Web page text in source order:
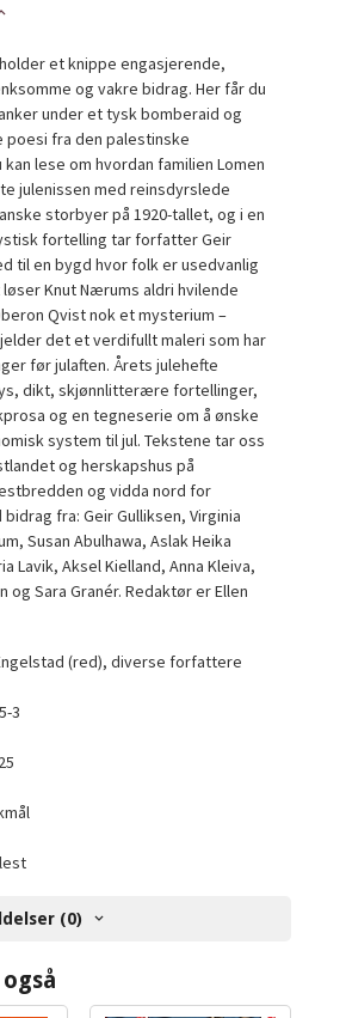
et knippe engasjerende,
og vakre bidrag. Her får du
under et tysk bomberaid og
fra den palestinske
lese om hvordan familien Lomen
julenissen med reinsdyrslede
storbyer på 1920-tallet, og i en
fortelling tar forfatter Geir
til en bygd hvor folk er usedvanlig
Knut Nærums aldri hvilende
Qvist nok et mysterium –
det et verdifullt maleri som har
før julaften. Årets julehefte
dikt, skjønnlitterære fortellinger,
og en tegneserie om å ønske
system til jul. Tekstene tar oss
og herskapshus på
og vidda nord for
fra: Geir Gulliksen, Virginia
Susan Abulhawa, Aslak Heika
Lavik, Aksel Kielland, Anna Kleiva,
og Sara Granér. Redaktør er Ellen
(red), diverse forfattere
3
(0)